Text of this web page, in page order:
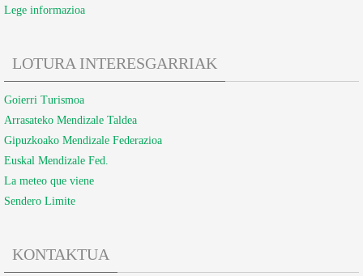
Lege informazioa
LOTURA INTERESGARRIAK
Goierri Turismoa
Arrasateko Mendizale Taldea
Gipuzkoako Mendizale Federazioa
Euskal Mendizale Fed.
La meteo que viene
Sendero Limite
KONTAKTUA